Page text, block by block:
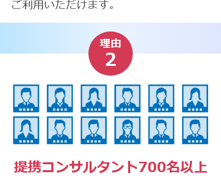
ご利用いただけます。
理由
2
提携コンサルタント700名以上